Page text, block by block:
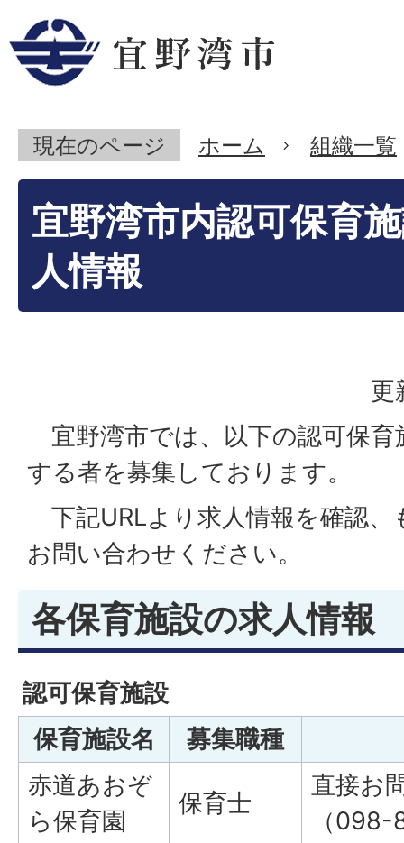
現在のページ ホーム 組織一覧
宜野湾市内認可保育
人情報
更
宜野湾市では、以下の認可保育
する者を募集しております。
下記URLより求人情報を確認、
お問い合わせください。
各保育施設の求人情報
認可保育施設
保育施設名
募集職種
赤道あおぞ
ら保育園
保育士
直接お
（